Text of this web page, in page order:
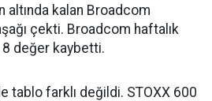
altında kalan Broadcom
çekti. Broadcom haftalık
8 değer kaybetti.
tablo farklı değildi. STOXX 600